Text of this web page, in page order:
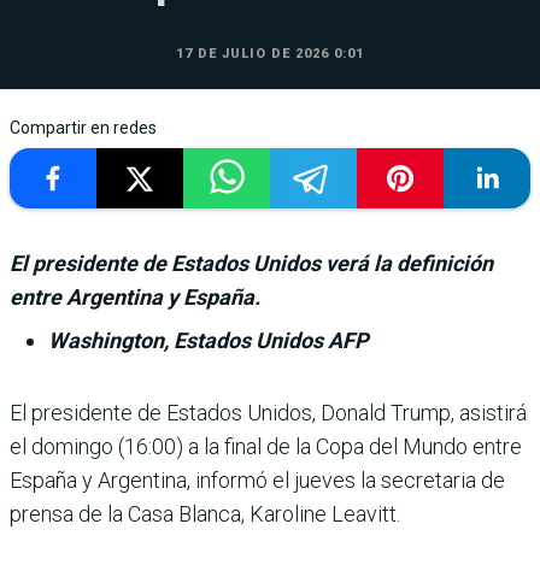
17 DE JULIO DE 2026 0:01
Compartir en redes
El presidente de Estados Unidos verá la definición
entre Argentina y España.
Washington, Estados Unidos AFP
El presidente de Estados Uni­dos, Donald Trump, asistirá
el domingo (16:00) a la final de la Copa del Mundo entre
España y Argentina, informó el jueves la secretaria de
prensa de la Casa Blanca, Karoline Leavitt.